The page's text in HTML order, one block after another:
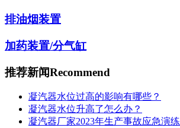
排油烟装置
加药装置/分气缸
推荐新闻Recommend
凝汽器水位过高的影响有哪些？
凝汽器水位升高了怎么办？
凝汽器厂家2023年生产事故应急演练